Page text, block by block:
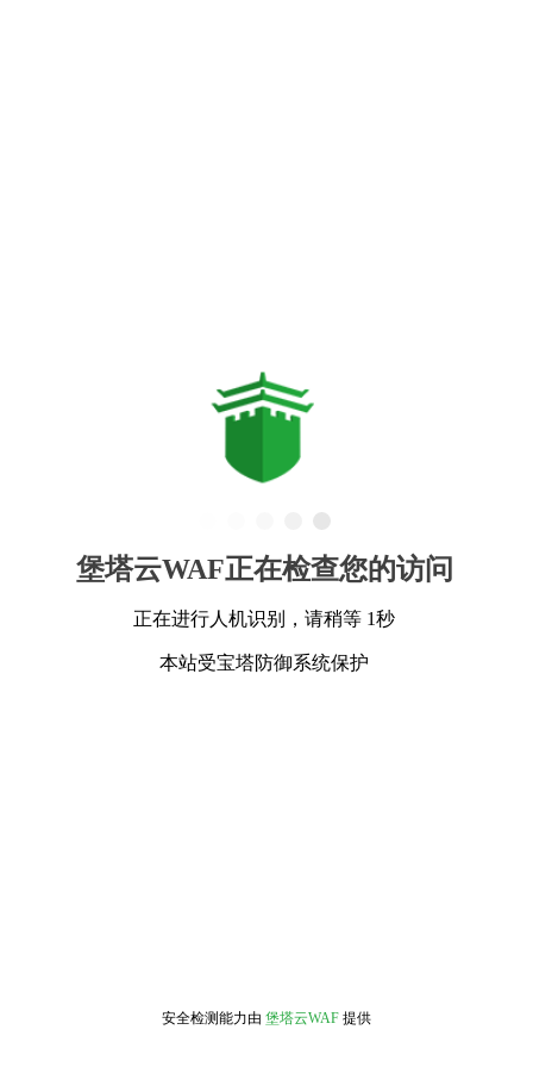
堡塔云WAF正在检查您的访问
正在进行人机识别，请稍等 1秒
本站受宝塔防御系统保护
安全检测能力由 堡塔云WAF 提供